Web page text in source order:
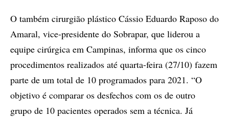
O também cirurgião plástico Cássio Eduardo Raposo do
Amaral, vice-presidente do Sobrapar, que liderou a
equipe cirúrgica em Campinas, informa que os cinco
procedimentos realizados até quarta-feira (27/10) fazem
parte de um total de 10 programados para 2021. “O
objetivo é comparar os desfechos com os de outro
grupo de 10 pacientes operados sem a técnica. Já